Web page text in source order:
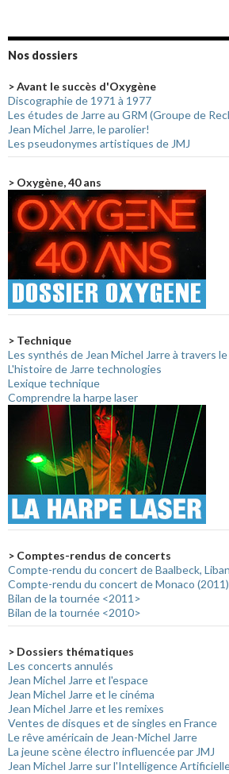
Nos dossiers
> Avant le succès d'Oxygène
Discographie de 1971 à 1977
Les études de Jarre au GRM (Groupe de
Jean Michel Jarre, le parolier!
Les pseudonymes artistiques de JMJ
> Oxygène, 40 ans
> Technique
Les synthés de Jean Michel Jarre à travers
L'histoire de Jarre technologies
Lexique technique
Comprendre la harpe laser
> Comptes-rendus de concerts
Compte-rendu du concert de Baalbeck,
Compte-rendu du concert de Monaco (2011)
Bilan de la tournée <2011>
Bilan de la tournée <2010>
> Dossiers thématiques
Les concerts annulés
Jean Michel Jarre et l'espace
Jean Michel Jarre et le cinéma
Jean Michel Jarre et les remixes
Ventes de disques et de singles en France
Le rêve américain de Jean-Michel Jarre
La jeune scène électro influencée par JMJ
Jean Michel Jarre sur l'Intelligence